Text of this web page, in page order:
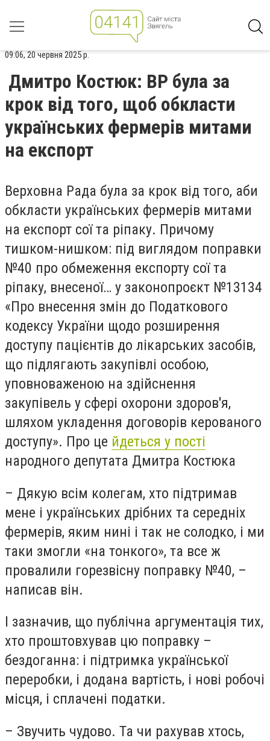
09:06, 20 червня 2025 р.
Дмитро Костюк: ВР була за
крок від того, щоб обкласти
українських фермерів митами
на експорт
Верховна Рада була за крок від того, аби
обкласти українських фермерів митами
на експорт сої та ріпаку. Причому
тишком-нишком: під виглядом поправки
№40 про обмеження експорту сої та
ріпаку, внесеної… у законопроєкт №13134
«Про внесення змін до Податкового
кодексу України щодо розширення
доступу пацієнтів до лікарських засобів,
що підлягають закупівлі особою,
уповноваженою на здійснення
закупівель у сфері охорони здоров'я,
шляхом укладення договорів керованого
доступу». Про це йдеться у пості
народного депутата Дмитра Костюка
– Дякую всім колегам, хто підтримав
мене і українських дрібних та середніх
фермерів, яким нині і так не солодко, і ми
таки змогли «на тонкого», та все ж
провалили горезвісну поправку №40, –
написав він.
І зазначив, що публічна аргументація тих,
хто проштовхував цю поправку –
бездоганна: і підтримка української
переробки, і додана вартість, і нові робочі
місця, і сплачені податки.
– Звучить чудово. Та чи рахував хтось,